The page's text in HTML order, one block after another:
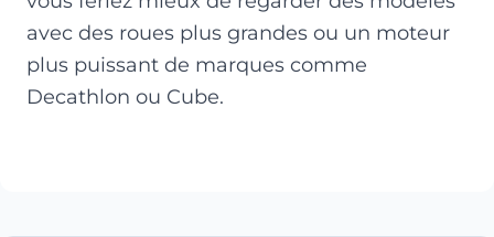
avec des roues plus grandes ou un moteur
plus puissant de marques comme
Decathlon ou Cube.